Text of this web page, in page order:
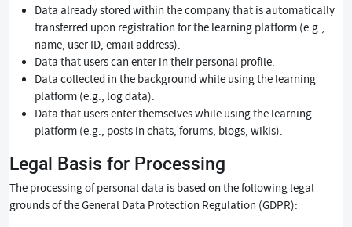
Data already stored within the company that is automatically
transferred upon registration for the learning platform (e.g.,
name, user ID, email address).
Data that users can enter in their personal profile.
Data collected in the background while using the learning
platform (e.g., log data).
Data that users enter themselves while using the learning
platform (e.g., posts in chats, forums, blogs, wikis).
Legal Basis for Processing
The processing of personal data is based on the following legal
grounds of the General Data Protection Regulation (GDPR):